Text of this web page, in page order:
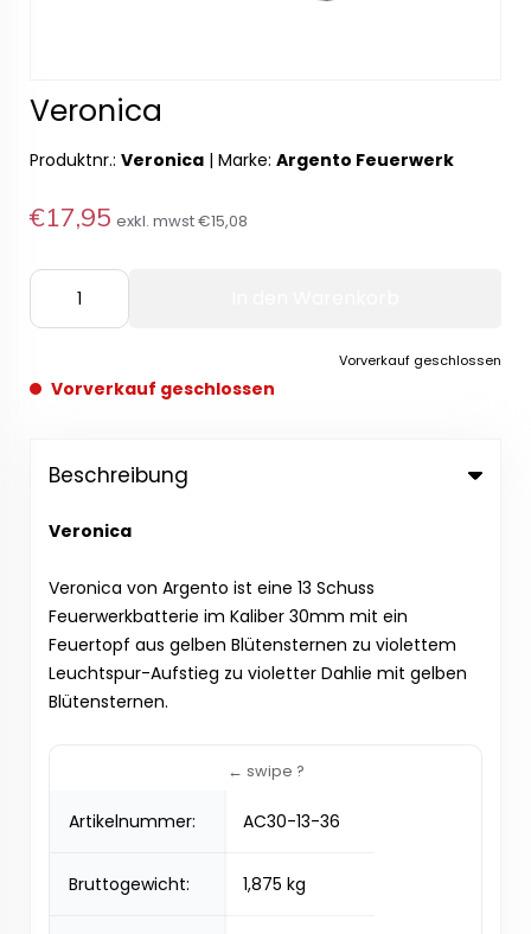
Veronica
Produktnr.: Veronica | Marke: Argento Feuerwerk
€17,95 exkl. mwst€15,08
Vorverkauf geschlossen
Vorverkauf geschlossen
Beschreibung
Veronica
Veronica von Argento ist eine 13 Schuss
Feuerwerkbatterie im Kaliber 30mm mit ein
Feuertopf aus gelben Blütensternen zu violettem
Leuchtspur-Aufstieg zu violetter Dahlie mit gelben
Blütensternen.
Artikelnummer: AC30-13-36
Bruttogewicht: 1,875 kg